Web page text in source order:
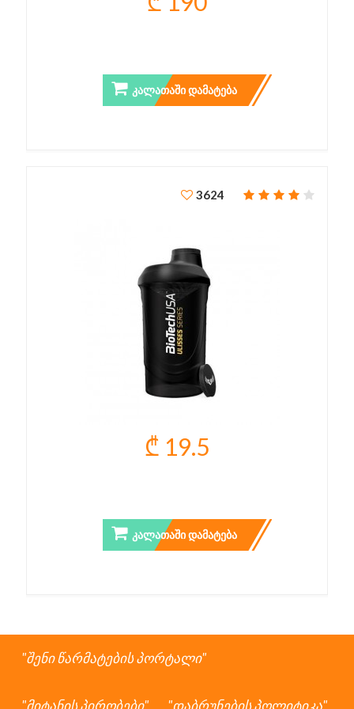
ᲙᲐᲚᲐᲗᲐᲨᲘ ᲓᲐᲛᲐᲢᲔᲑᲐ
3624
₾ 19.5
ᲙᲐᲚᲐᲗᲐᲨᲘ ᲓᲐᲛᲐᲢᲔᲑᲐ
შენი წარმატების პორტალი
მიტანის პირობები დაბრუნების პოლიტიკა